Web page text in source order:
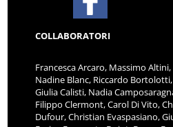
COLLABORATORI
Francesca Arcaro, Massimo
Nadine Blanc, Riccardo
Giulia Calisti, Nadia
Filippo Clermont, Carol Di Vito,
Dufour, Christian Evaspasiano,